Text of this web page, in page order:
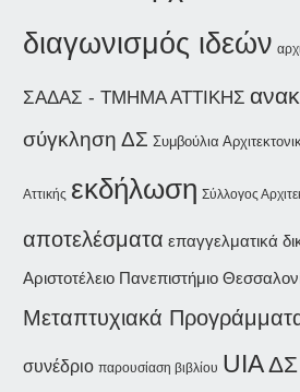
διαγωνισμός ιδεών
ΣΑΔΑΣ - ΤΜΗΜΑ ΑΤΤΙΚΗΣ
σύγκληση ΔΣ Συμβούλια
Αττικής εκδήλωση Σύλλογος
αποτελέσματα επαγγελματικά
Αριστοτέλειο Πανεπιστήμιο
Μεταπτυχιακά
συνέδριο παρουσίαση βιβλίου UIA